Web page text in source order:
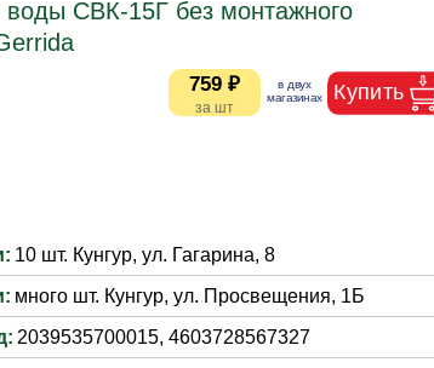
воды СВК-15Г без монтажного
759 ₽
10 шт. Кунгур, ул. Гагарина, 8
много шт. Кунгур, ул. Просвещения, 1Б
2039535700015, 4603728567327